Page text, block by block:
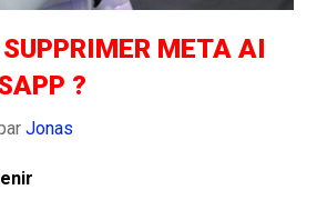
META AI
?
Jonas